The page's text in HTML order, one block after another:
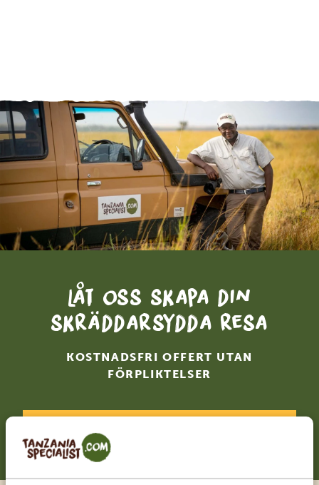
Låt oss skapa din
skräddarsydda resa
KOSTNADSFRI OFFERT UTAN
FÖRPLIKTELSER